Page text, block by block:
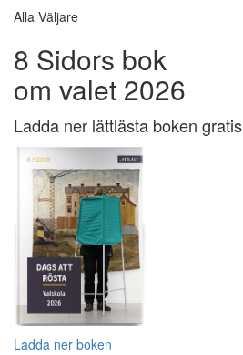
Alla Väljare
8 Sidors bok
om valet 2026
Ladda ner lättlästa boken gratis
Ladda ner boken